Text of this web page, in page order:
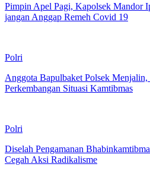
Pimpin Apel Pagi, Kapolsek Mandor
jangan Anggap Remeh Covid 19
Polri
Anggota Bapulbaket Polsek
Perkembangan Situasi Kamtibmas
Polri
Diselah Pengamanan
Cegah Aksi Radikalisme